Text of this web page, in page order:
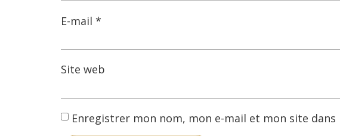
E-mail *
Site web
Enregistrer mon nom, mon e-mail et mon site